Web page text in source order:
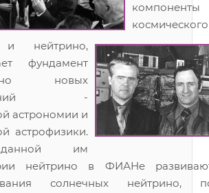
компоненты
нейтрино,
фундамент
новых
-
астрономии и
астрофизики.
им
нейтрино в ФИАНе
солнечных нейтрино,